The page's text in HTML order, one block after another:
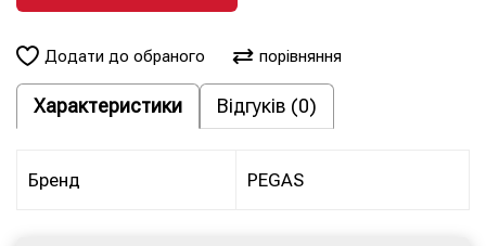
Додати до обраного порівняння
Характеристики Відгуків (0)
Бренд PEGAS